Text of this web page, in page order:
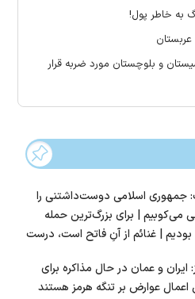
به خاطر پول!
و بلوچستان مورد ضربه قرار
جمهوری اسلامی دوست‌داشتنی را
می‌کوبیم | برای بزرگ‌ترین حمله
بودیم | غنائم از آنِ فاتح است، درست
ایران و عمان در حال مذاکره برای
اعمال عوارض بر تنگه هرمز هستند